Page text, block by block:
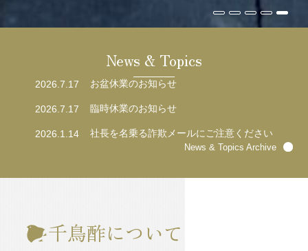
News & Topics
2026.7.17 お盆休業のお知らせ
2026.7.17 臨時休業のお知らせ
2026.1.14 社長を名乗る詐欺メールにご注意ください
News & Topics Archive
千鳥酢について